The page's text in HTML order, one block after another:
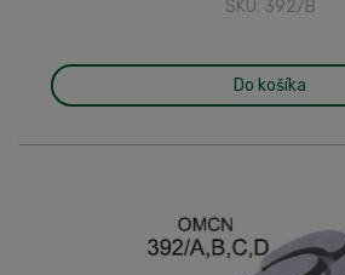
SKU: 392/B
Do košíka